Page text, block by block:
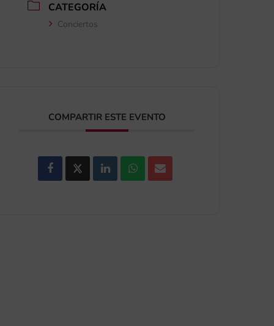
CATEGORÍA
Conciertos
COMPARTIR ESTE EVENTO